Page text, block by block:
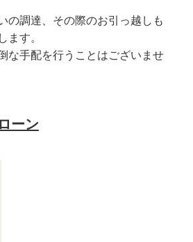
の調達、その際のお引っ越しも
ます。
な手配を行うことはございませ
ーン